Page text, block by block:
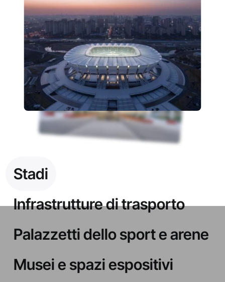
Stadi
Infrastrutture di trasporto
Palazzetti dello sport e arene
Musei e spazi espositivi